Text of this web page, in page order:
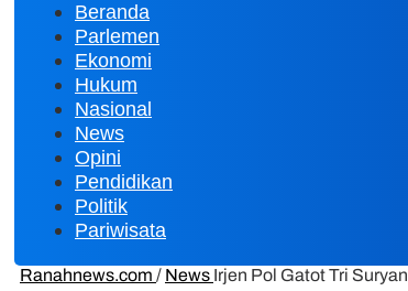
Beranda
Parlemen
Ekonomi
Hukum
Nasional
News
Opini
Pendidikan
Politik
Pariwisata
Ranahnews.com / News Irjen Pol Gatot Tri